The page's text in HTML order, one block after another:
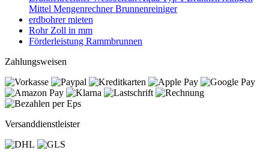
Mittel Mengenrechner Brunnenreiniger
erdbohrer mieten
Rohr Zoll in mm
Förderleistung Rammbrunnen
Zahlungsweisen
Versanddienstleister